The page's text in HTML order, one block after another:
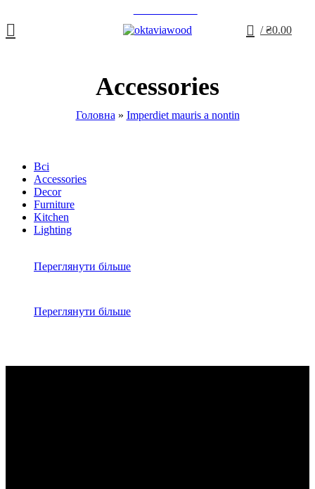
/ ₴0.00
Accessories
Головна » Imperdiet mauris a nontin
Всі
Accessories
Decor
Furniture
Kitchen
Lighting
Переглянути більше
Переглянути більше